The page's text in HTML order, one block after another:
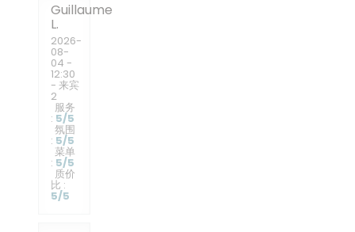
Guillaume
L
2026-
08-
04 -
12:30
- 来宾
2
服务
: 5/5
氛围
: 5/5
菜单
: 5/5
质价
比 :
5/5